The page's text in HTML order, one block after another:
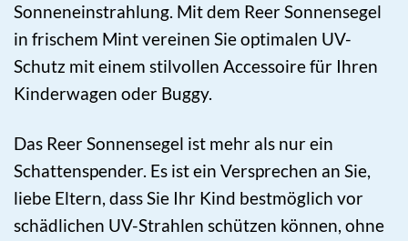
Sonneneinstrahlung. Mit dem Reer Sonnensegel
in frischem Mint vereinen Sie optimalen UV-
Schutz mit einem stilvollen Accessoire für Ihren
Kinderwagen oder Buggy.
Das Reer Sonnensegel ist mehr als nur ein
Schattenspender. Es ist ein Versprechen an Sie,
liebe Eltern, dass Sie Ihr Kind bestmöglich vor
schädlichen UV-Strahlen schützen können, ohne